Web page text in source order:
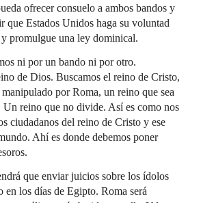
ofrecer consuelo a ambos bandos y
que Estados Unidos haga su voluntad
promulgue una ley dominical.
ni por un bando ni por otro.
de Dios. Buscamos el reino de Cristo,
por Roma, un reino que sea
reino que no divide. Así es como nos
ciudadanos del reino de Cristo y ese
Ahí es donde debemos poner
que enviar juicios sobre los ídolos
en los días de Egipto. Roma será